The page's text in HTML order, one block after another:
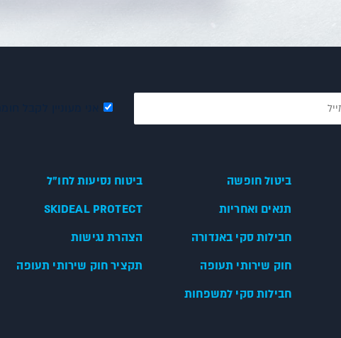
ביטול חופשה ביטוח נסיעות לחו"ל
תנאים ואחריות
SKIDEAL PROTECT
חבילות סקי באנדורה
הצהרת נגישות
חוק שירותי תעופה
תקציר חוק שירותי תעופה
חבילות סקי למשפחות